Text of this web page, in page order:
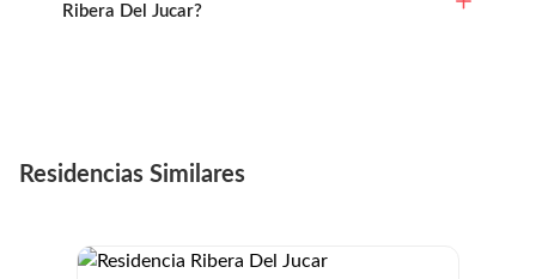
Ribera Del Jucar?
Residencias Similares